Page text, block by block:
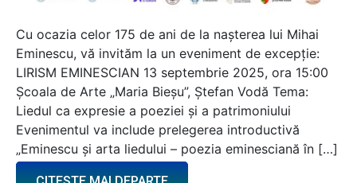
Cu ocazia celor 175 de ani de la nașterea lui Mihai
Eminescu, vă invităm la un eveniment de excepție:
LIRISM EMINESCIAN 13 septembrie 2025, ora 15:00
Școala de Arte „Maria Bieșu”, Ștefan Vodă Tema:
Liedul ca expresie a poeziei și a patrimoniului
Evenimentul va include prelegerea introductivă
„Eminescu și arta liedului – poezia eminesciană în […]